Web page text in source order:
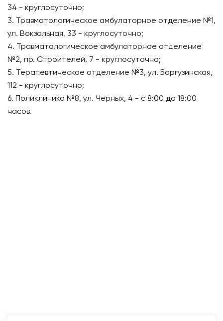
34 - круглосуточно;
3. Травматологическое амбулаторное отделение №1,
ул. Вокзальная, 33 - круглосуточно;
4. Травматологическое амбулаторное отделение
№2, пр. Строителей, 7 - круглосуточно;
5. Терапевтическое отделение №3, ул. Баргузинская,
112 - круглосуточно;
6. Поликлиника №8, ул. Черных, 4 - с 8:00 до 18:00
часов.